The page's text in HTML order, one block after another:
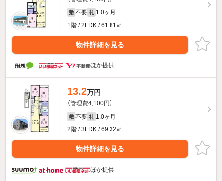
敷 不要 礼 1.0ヶ月
1階 / 2LDK / 61.81㎡
物件詳細を見る
ほか提供
13.2万円
（管理費4,100円）
敷 不要 礼 1.0ヶ月
2階 / 3LDK / 69.32㎡
物件詳細を見る
ほか提供